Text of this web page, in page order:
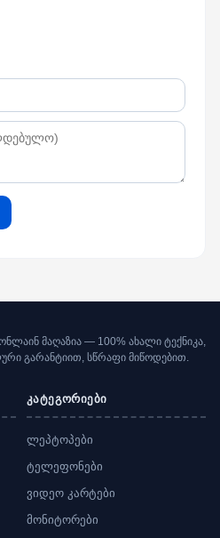
მაღაზია — 100% ახალი ტექნიკა,
გარანტიით, სწრაფი მიწოდებით.
კატეგორიები
ლეპტოპები
ტელეფონები
ვიდეო კარტები
მონიტორები